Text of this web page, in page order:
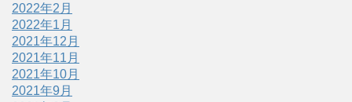
2022年2月
2022年1月
2021年12月
2021年11月
2021年10月
2021年9月